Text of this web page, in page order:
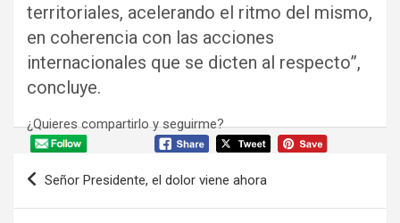
territoriales, acelerando el ritmo del mismo,
en coherencia con las acciones
internacionales que se dicten al respecto”,
concluye.
¿Quieres compartirlo y seguirme?
Navegación
Señor Presidente, el dolor viene ahora